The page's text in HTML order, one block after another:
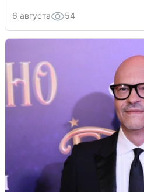
6 августа 54